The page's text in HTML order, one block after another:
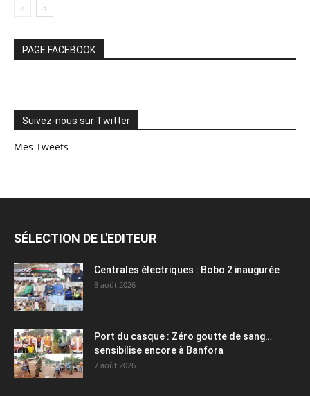
PAGE FACEBOOK
Suivez-nous sur Twitter
Mes Tweets
SÉLECTION DE L'EDITEUR
Centrales électriques : Bobo 2 inaugurée
8 août 2026
Port du casque : Zéro goutte de sang…
sensibilise encore à Banfora
7 août 2026